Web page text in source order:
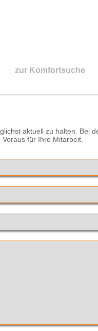
zur Komfortsuche
aktuell zu halten. Bei
für Ihre Mitarbeit.